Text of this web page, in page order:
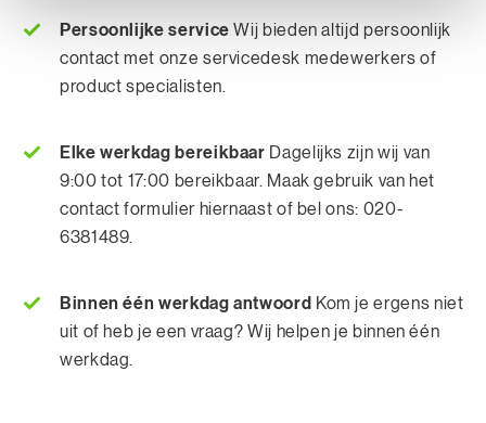
Persoonlijke service Wij bieden altijd persoonlijk
contact met onze servicedesk medewerkers of
product specialisten.
Elke werkdag bereikbaar Dagelijks zijn wij van
9:00 tot 17:00 bereikbaar. Maak gebruik van het
contact formulier hiernaast of bel ons: 020-
6381489.
Binnen één werkdag antwoord Kom je ergens niet
uit of heb je een vraag? Wij helpen je binnen één
werkdag.